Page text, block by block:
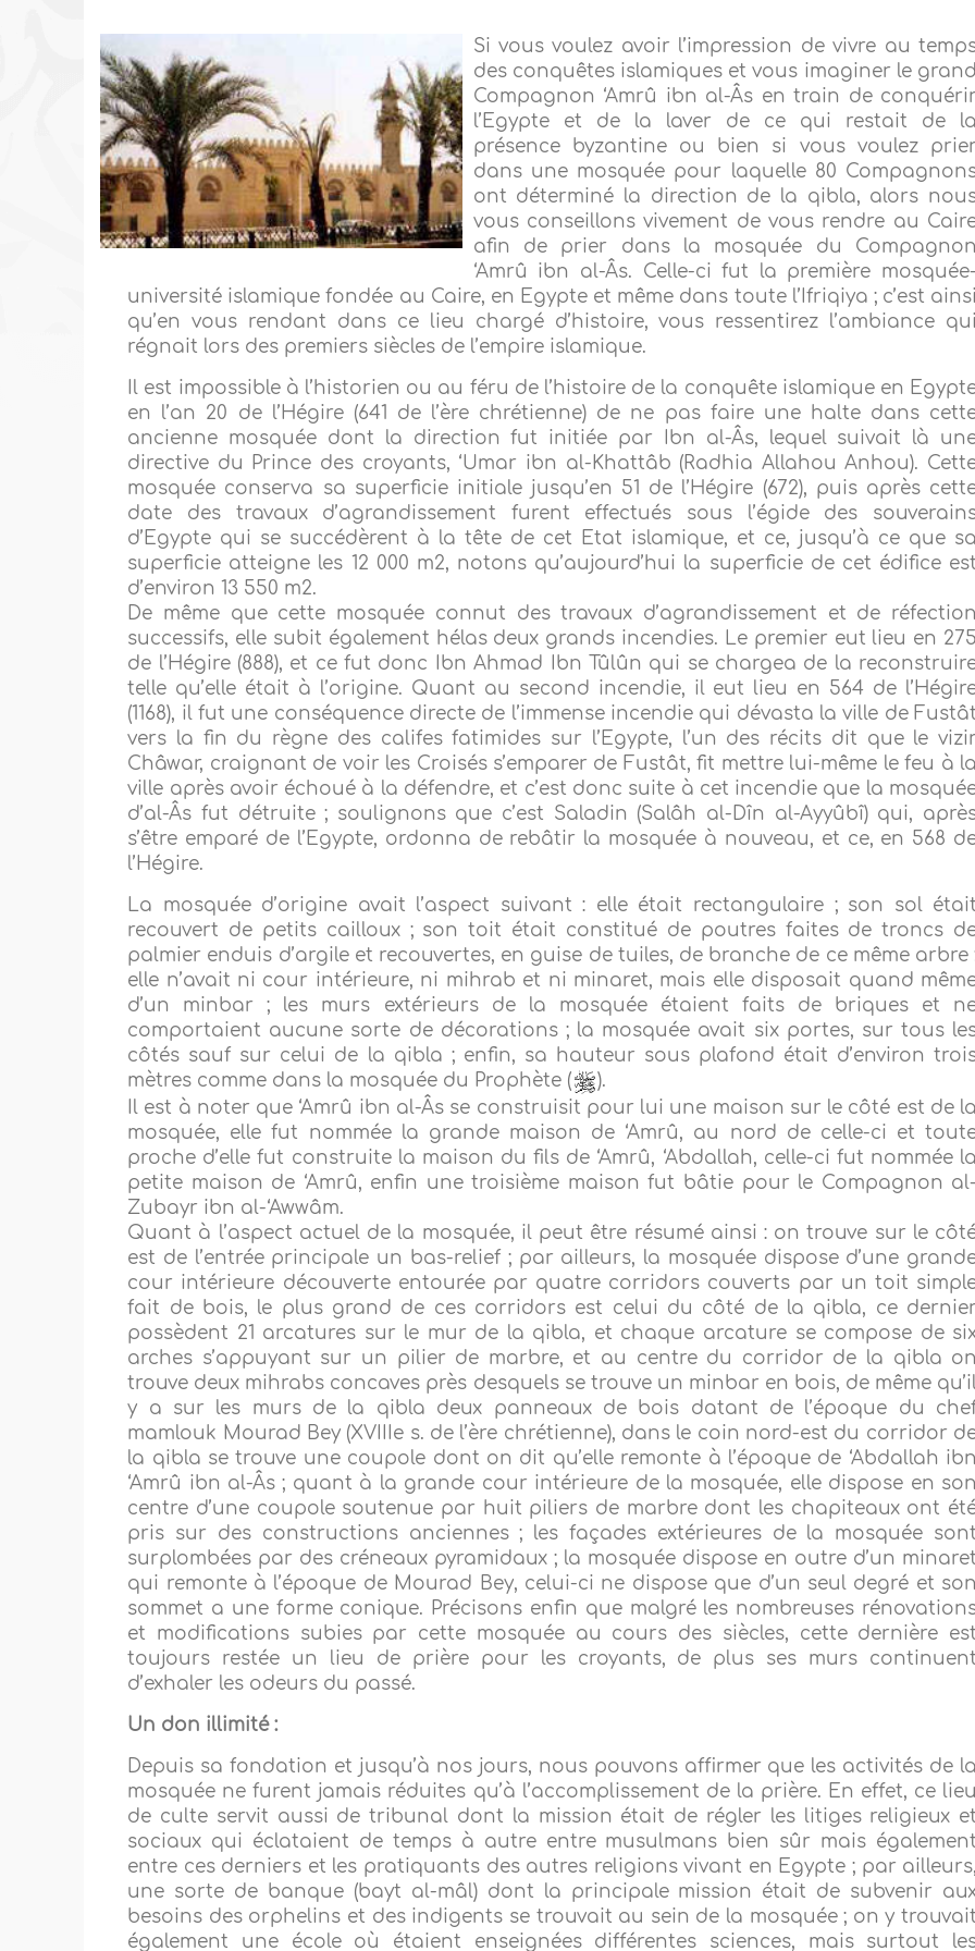
Si vous voulez avoir l’impression de vivre au
des conquêtes islamiques et vous imaginer le
Compagnon ‘Amrû ibn al-Âs en train de
l’Egypte et de la laver de ce qui restait de
présence byzantine ou bien si vous voulez
dans une mosquée pour laquelle 80
ont déterminé la direction de la qibla, alors
vous conseillons vivement de vous rendre au
afin de prier dans la mosquée du
‘Amrû ibn al-Âs. Celle-ci fut la première
université islamique fondée au Caire, en Egypte et même dans toute l’Ifriqiya ; c’est
qu’en vous rendant dans ce lieu chargé d’histoire, vous ressentirez l’ambiance
régnait lors des premiers siècles de l’empire islamique.
Il est impossible à l’historien ou au féru de l’histoire de la conquête islamique en
en l’an 20 de l’Hégire (641 de l’ère chrétienne) de ne pas faire une halte dans
ancienne mosquée dont la direction fut initiée par Ibn al-Âs, lequel suivait là
directive du Prince des croyants, ‘Umar ibn al-Khattâb (Radhia Allahou Anhou).
mosquée conserva sa superficie initiale jusqu’en 51 de l’Hégire (672), puis après
date des travaux d’agrandissement furent effectués sous l’égide des
d’Egypte qui se succédèrent à la tête de cet Etat islamique, et ce, jusqu’à ce que
superficie atteigne les 12 000 m2, notons qu’aujourd’hui la superficie de cet édifice
d’environ 13 550 m2.
De même que cette mosquée connut des travaux d’agrandissement et de
successifs, elle subit également hélas deux grands incendies. Le premier eut lieu en
de l’Hégire (888), et ce fut donc Ibn Ahmad Ibn Tûlûn qui se chargea de la
telle qu’elle était à l’origine. Quant au second incendie, il eut lieu en 564 de
(1168), il fut une conséquence directe de l’immense incendie qui dévasta la ville de
vers la fin du règne des califes fatimides sur l’Egypte, l’un des récits dit que le
Châwar, craignant de voir les Croisés s’emparer de Fustât, fit mettre lui-même le feu à
ville après avoir échoué à la défendre, et c’est donc suite à cet incendie que la
d’al-Âs fut détruite ; soulignons que c’est Saladin (Salâh al-Dîn al-Ayyûbî) qui,
s’être emparé de l’Egypte, ordonna de rebâtir la mosquée à nouveau, et ce, en 568
l’Hégire.
La mosquée d’origine avait l’aspect suivant : elle était rectangulaire ; son sol
recouvert de petits cailloux ; son toit était constitué de poutres faites de troncs
palmier enduis d’argile et recouvertes, en guise de tuiles, de branche de ce même arbre
elle n’avait ni cour intérieure, ni mihrab et ni minaret, mais elle disposait quand
d’un minbar ; les murs extérieurs de la mosquée étaient faits de briques et
comportaient aucune sorte de décorations ; la mosquée avait six portes, sur tous
côtés sauf sur celui de la qibla ; enfin, sa hauteur sous plafond était d’environ
mètres comme dans la mosquée du Prophète (
).
Il est à noter que ‘Amrû ibn al-Âs se construisit pour lui une maison sur le côté est de
mosquée, elle fut nommée la grande maison de ‘Amrû, au nord de celle-ci et
proche d’elle fut construite la maison du fils de ‘Amrû, ‘Abdallah, celle-ci fut nommée
petite maison de ‘Amrû, enfin une troisième maison fut bâtie pour le Compagnon
Zubayr ibn al-‘Awwâm.
Quant à l’aspect actuel de la mosquée, il peut être résumé ainsi : on trouve sur le
est de l’entrée principale un bas-relief ; par ailleurs, la mosquée dispose d’une
cour intérieure découverte entourée par quatre corridors couverts par un toit
fait de bois, le plus grand de ces corridors est celui du côté de la qibla, ce
possèdent 21 arcatures sur le mur de la qibla, et chaque arcature se compose de
arches s’appuyant sur un pilier de marbre, et au centre du corridor de la qibla
trouve deux mihrabs concaves près desquels se trouve un minbar en bois, de même
y a sur les murs de la qibla deux panneaux de bois datant de l’époque du
mamlouk Mourad Bey (XVIIIe s. de l’ère chrétienne), dans le coin nord-est du corridor
la qibla se trouve une coupole dont on dit qu’elle remonte à l’époque de ‘Abdallah
‘Amrû ibn al-Âs ; quant à la grande cour intérieure de la mosquée, elle dispose en
centre d’une coupole soutenue par huit piliers de marbre dont les chapiteaux ont
pris sur des constructions anciennes ; les façades extérieures de la mosquée
surplombées par des créneaux pyramidaux ; la mosquée dispose en outre d’un
qui remonte à l’époque de Mourad Bey, celui-ci ne dispose que d’un seul degré et
sommet a une forme conique. Précisons enfin que malgré les nombreuses
et modifications subies par cette mosquée au cours des siècles, cette dernière
toujours restée un lieu de prière pour les croyants, de plus ses murs
d’exhaler les odeurs du passé.
Un don illimité :
Depuis sa fondation et jusqu’à nos jours, nous pouvons affirmer que les activités de
mosquée ne furent jamais réduites qu’à l’accomplissement de la prière. En effet, ce
de culte servit aussi de tribunal dont la mission était de régler les litiges religieux
sociaux qui éclataient de temps à autre entre musulmans bien sûr mais
entre ces derniers et les pratiquants des autres religions vivant en Egypte ; par
une sorte de banque (bayt al-mâl) dont la principale mission était de subvenir
besoins des orphelins et des indigents se trouvait au sein de la mosquée ; on y
également une école où étaient enseignées différentes sciences, mais surtout